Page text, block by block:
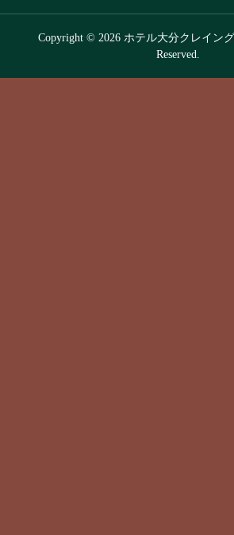
Copyright © 2026 ホテル大分クレイン
Reserved.